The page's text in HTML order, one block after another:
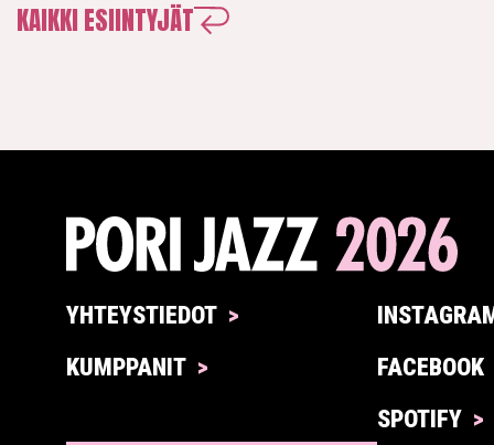
KAIKKI ESIINTYJÄT
YHTEYSTIEDOT
KUMPPANIT
FACEBOOK
SPOTIFY